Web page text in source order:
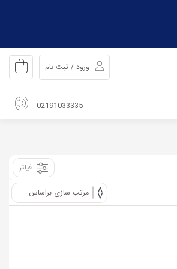
ورود / ثبت نام
02191033335
فیلتر